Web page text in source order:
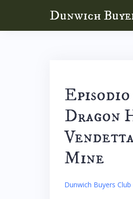
Dunwich
Dragon
Mine
Dunwich Buyers Club